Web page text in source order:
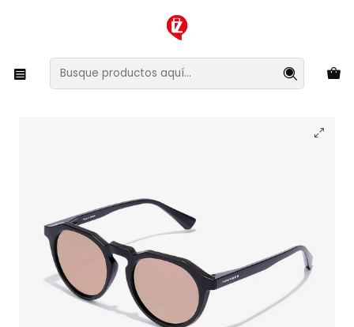
XMAS SALE ¡Compra antes de que la oferta termine!
Lentes y Accesorios Lentes de Sol
Lentes de Sol Hawkers Warwick Raw HWRA22BKT0